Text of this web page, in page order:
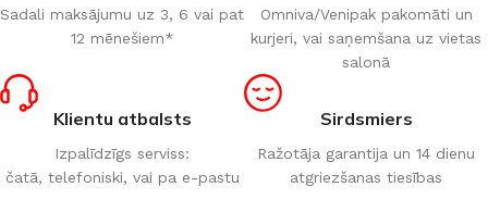
Sadali maksājumu uz 3, 6 vai pat
12 mēnešiem*
Omniva/Venipak pakomāti un
kurjeri, vai saņemšana uz vietas
salonā
Klientu atbalsts
Izpalīdzīgs serviss:
čatā, telefoniski, vai pa e-pastu
Sirdsmiers
Ražotāja garantija un 14 dienu
atgriezšanas tiesības